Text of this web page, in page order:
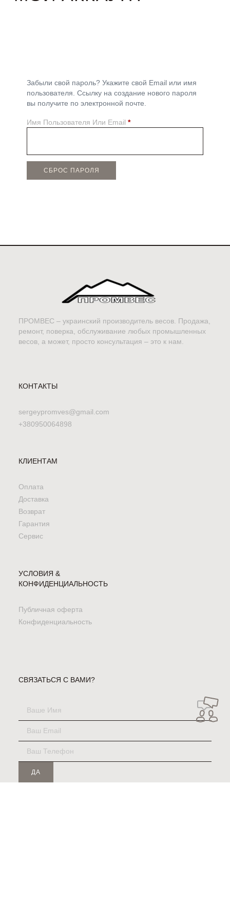
Забыли свой пароль? Укажите свой Email или имя
пользователя. Ссылку на создание нового пароля
вы получите по электронной почте.
Имя Пользователя Или Email*
СБРОС ПАРОЛЯ
ПРОМВЕС – украинский производитель весов. Продажа,
ремонт, поверка, обслуживание любых промышленных
весов, а может, просто консультация – это к нам.
КОНТАКТЫ
sergeypromves@gmail.com
+380950064898
КЛИЕНТАМ
Оплата
Доставка
Возврат
Гарантия
Сервис
УСЛОВИЯ &
КОНФИДЕНЦИАЛЬНОСТЬ
Публичная оферта
Конфиденциальность
СВЯЗАТЬСЯ С ВАМИ?
ДА